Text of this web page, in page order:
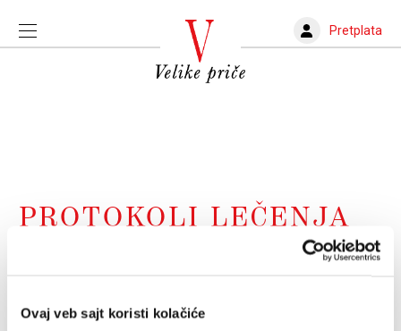
Ovaj veb sajt koristi kolačiće
Pretplata
PROTOKOLI LEČENJA
Lekovi kojih nema u tekućim smernicama pokazali su